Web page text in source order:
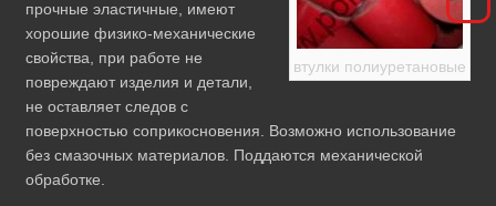
втулки полиуретановые
прочные эластичные, имеют
хорошие физико-механические
свойства, при работе не
повреждают изделия и детали,
не оставляет следов с
поверхностью соприкосновения. Возможно использование
без смазочных материалов. Поддаются механической
обработке.